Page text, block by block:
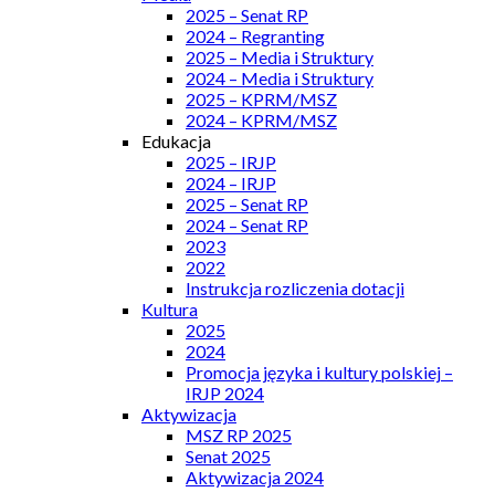
2025 – Senat RP
2024 – Regranting
2025 – Media i Struktury
2024 – Media i Struktury
2025 – KPRM/MSZ
2024 – KPRM/MSZ
Edukacja
2025 – IRJP
2024 – IRJP
2025 – Senat RP
2024 – Senat RP
2023
2022
Instrukcja rozliczenia dotacji
Kultura
2025
2024
Promocja języka i kultury polskiej –
IRJP 2024
Aktywizacja
MSZ RP 2025
Senat 2025
Aktywizacja 2024